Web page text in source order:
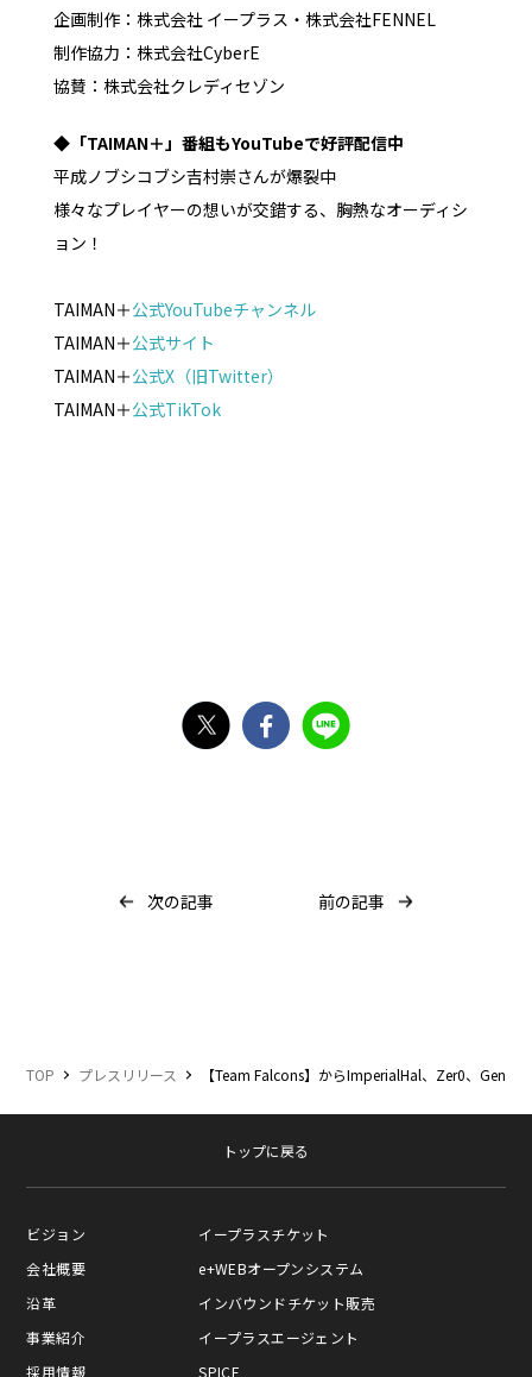
企画制作：株式会社 イープラス・株式会社FENNEL
制作協力：株式会社CyberE
協賛：株式会社クレディセゾン
◆「TAIMAN＋」番組もYouTubeで好評配信中
平成ノブシコブシ吉村崇さんが爆裂中
様々なプレイヤーの想いが交錯する、胸熱なオーディシ
ョン！
TAIMAN＋公式YouTubeチャンネル
TAIMAN＋公式サイト
TAIMAN＋公式X（旧Twitter）
TAIMAN＋公式TikTok
X Facebook
次の記事 前の記事
TOP プレスリリース 【Team Falcons】からImperialHal、Zer0、
トップに戻る
ビジョン
会社概要
沿革
事業紹介
採用情報
イープラスチケット
e+WEBオープンシステム
インバウンドチケット販売
イープラスエージェント
SPICE